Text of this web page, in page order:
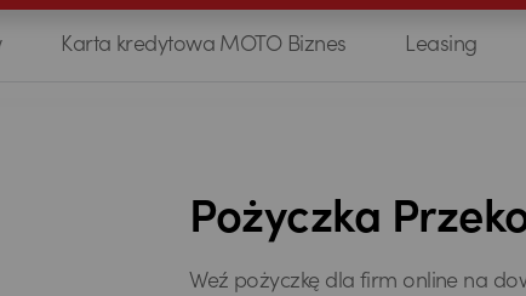
Karta kredytowa MOTO Biznes Leasing
Pożyczka
Weź pożyczkę dla firm online na